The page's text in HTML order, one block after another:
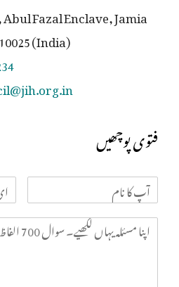
Fazal Enclave, Jamia
(India)
فتوی پوچھیں